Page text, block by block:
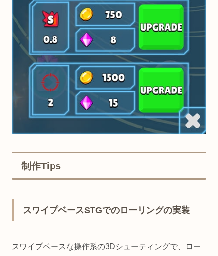
制作Tips
スワイプベースSTGでのローリングの実装
スワイプベースな操作系の3Dシューティングで、ロー